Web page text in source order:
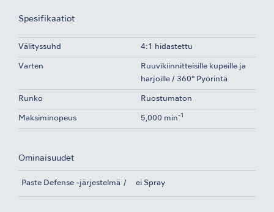
Spesifikaatiot
Välityssuhd 4:1 hidastettu
Varten
Ruuvikiinnitteisille kupeille ja
harjoille / 360° Pyörintä
Runko Ruostumaton
Maksiminopeus 5,000 min-1
Ominaisuudet
Paste Defense -järjestelmä ei Spray